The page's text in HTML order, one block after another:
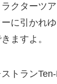
クターツ
に引かれ
ますよ。
トランTen-